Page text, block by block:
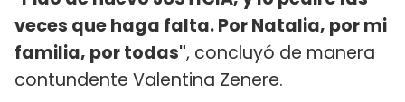
veces que haga falta. Por Natalia, por mi
familia, por todas", concluyó de manera
contundente Valentina Zenere.